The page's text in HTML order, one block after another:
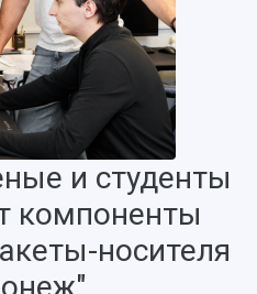
и студенты
компоненты
носителя